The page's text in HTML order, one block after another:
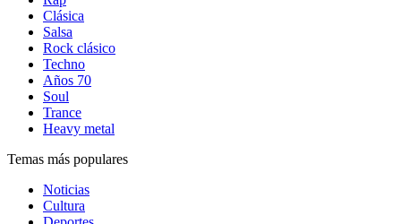
Clásica
Salsa
Rock clásico
Techno
Años 70
Soul
Trance
Heavy metal
Temas más populares
Noticias
Cultura